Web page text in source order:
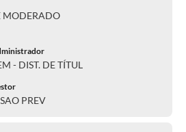
MODERADO
- DIST. DE TÍTUL
PREV